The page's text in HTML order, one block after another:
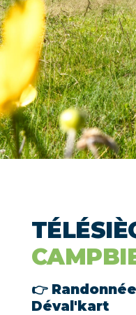
👉
Déval'kart